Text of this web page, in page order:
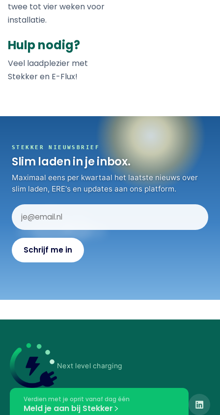
twee tot vier weken voor
installatie.
Hulp nodig?
Veel laadplezier met
Stekker en E-Flux!
STEKKER NIEUWSBRIEF
Slim laden in je inbox.
Maximaal eens per kwartaal het laatste nieuws over
slim laden, ERE's en updates aan ons platform.
Next level charging
Verdien met je oprit vanaf dag één
Meld je aan bij Stekker